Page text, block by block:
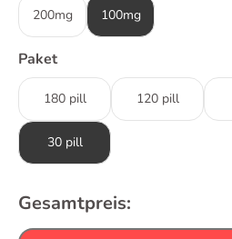
200mg 100mg
Paket
180 pill 120 pill
30 pill
Gesamtpreis: